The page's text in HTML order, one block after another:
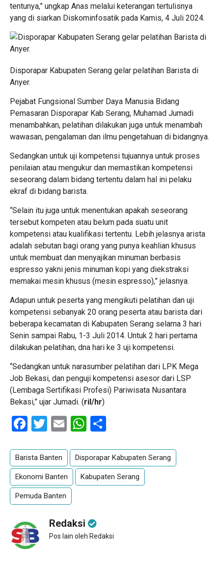
tentunya,” ungkap Anas melalui keterangan tertulisnya
yang di siarkan Diskominfosatik pada Kamis, 4 Juli 2024.
Disporapar Kabupaten Serang gelar pelatihan Barista di
Anyer.
Pejabat Fungsional Sumber Daya Manusia Bidang
Pemasaran Disporapar Kab Serang, Muhamad Jumadi
menambahkan, pelatihan dilakukan juga untuk menambah
wawasan, pengalaman dan ilmu pengetahuan di bidangnya.
Sedangkan untuk uji kompetensi tujuannya untuk proses
penilaian atau mengukur dan memastikan kompetensi
seseorang dalam bidang tertentu dalam hal ini pelaku
ekraf di bidang barista.
“Selain itu juga untuk menentukan apakah seseorang
tersebut kompeten atau belum pada suatu unit
kompetensi atau kualifikasi tertentu. Lebih jelasnya arista
adalah sebutan bagi orang yang punya keahlian khusus
untuk membuat dan menyajikan minuman berbasis
espresso yakni jenis minuman kopi yang diekstraksi
memakai mesin khusus (mesin espresso),” jelasnya.
Adapun untuk peserta yang mengikuti pelatihan dan uji
kompetensi sebanyak 20 orang peserta atau barista dari
beberapa kecamatan di Kabupaten Serang selama 3 hari
Senin sampai Rabu, 1-3 Juli 2014. Untuk 2 hari pertama
dilakukan pelatihan, dna hari ke 3 uji kompetensi.
“Sedangkan untuk narasumber pelatihan dari LPK Mega
Job Bekasi, dan penguji kompetensi asesor dari LSP
(Lembaga Sertifikasi Profesi) Pariwisata Nusantara
Bekasi,” ujar Jumadi. (ril/hr)
Facebook
Twitter
EmailWhatsApp
Barista Banten Disporapar Kabupaten Serang
Ekonomi Banten Kabupaten Serang
Pemuda Banten
Redaksi
Pos lain oleh Redaksi